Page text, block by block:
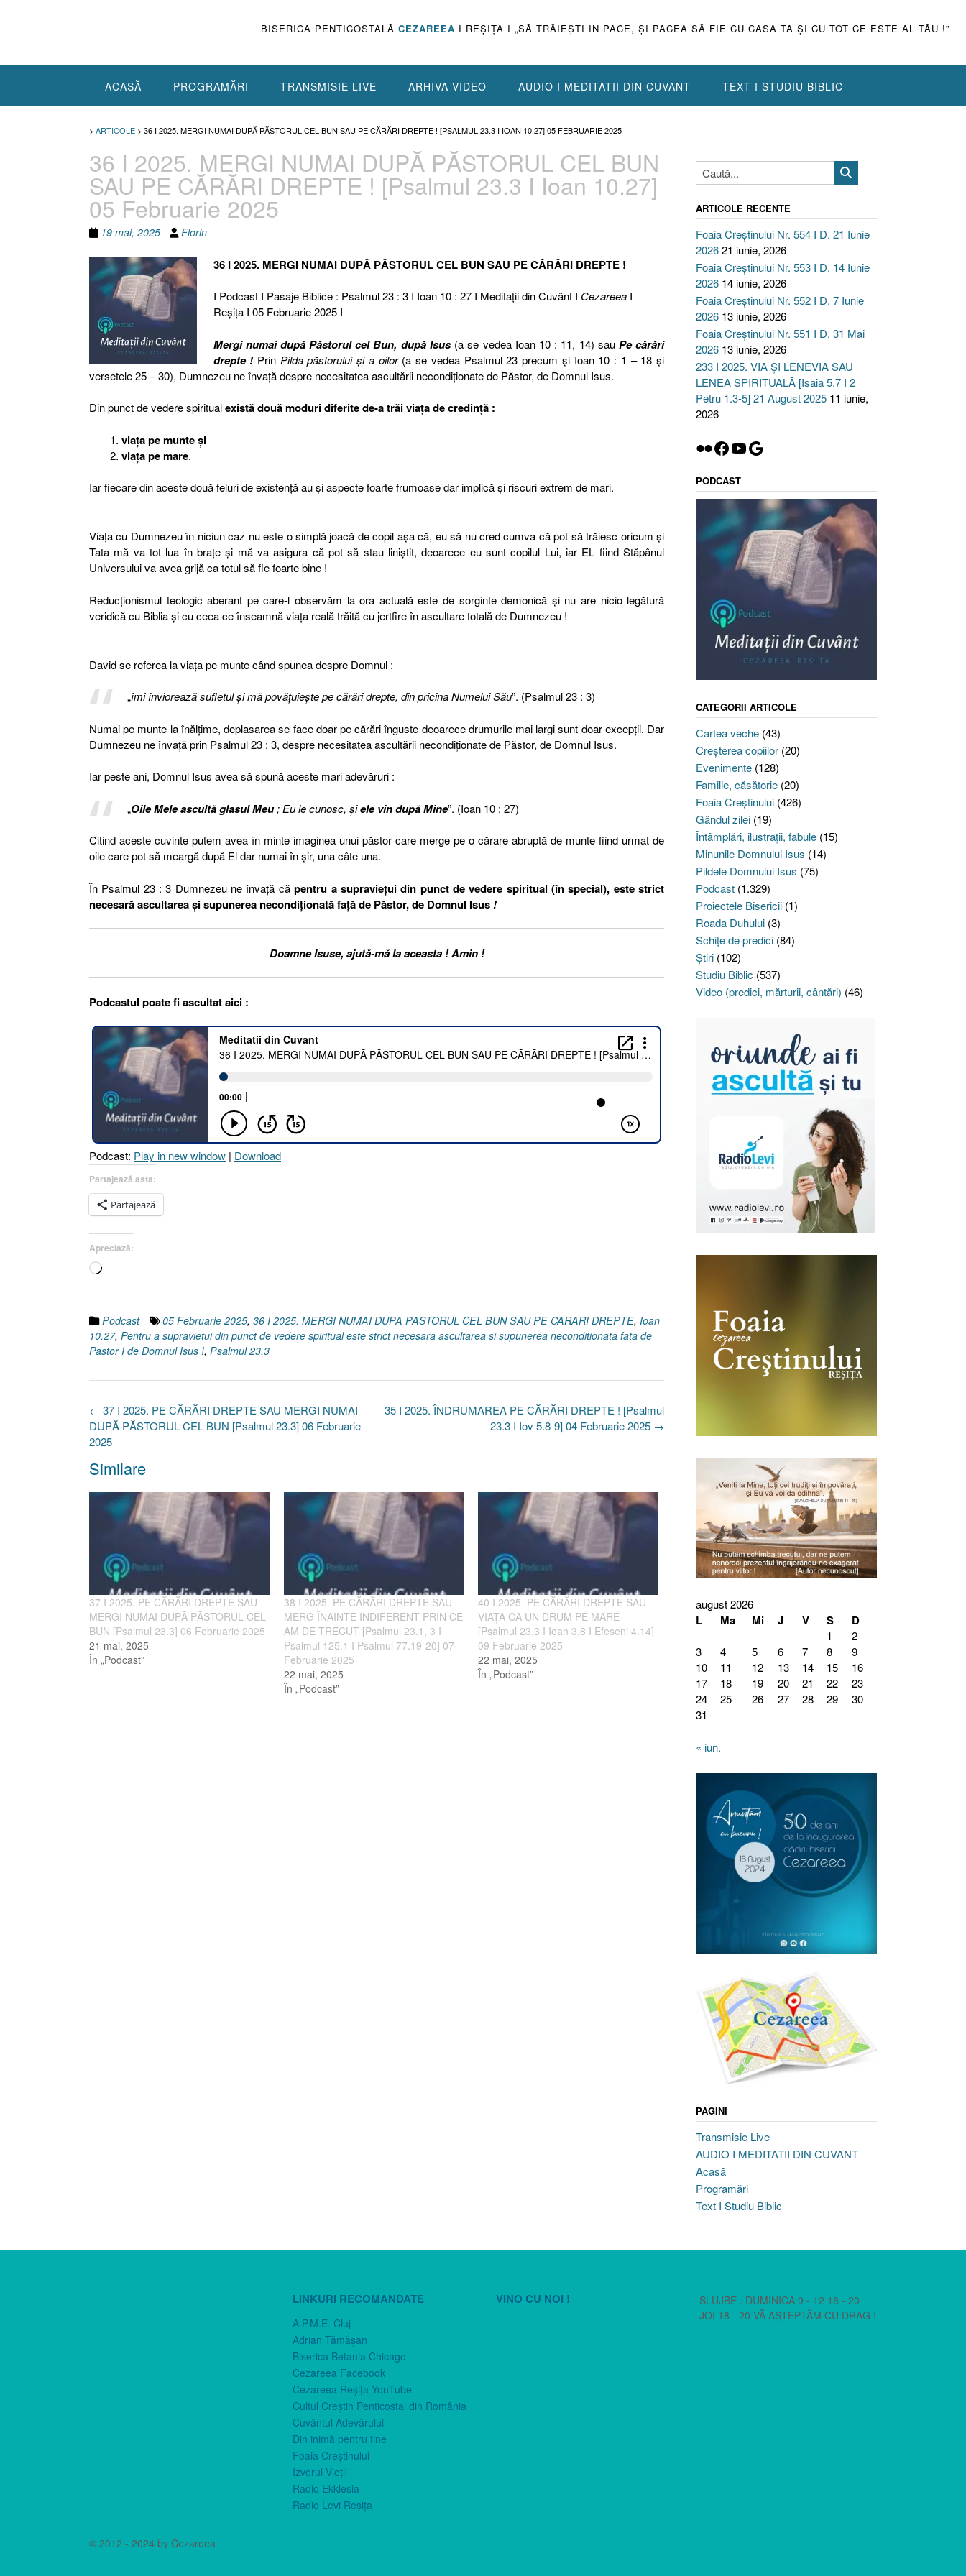
BISERICA PENTICOSTALĂ CEZAREEA I REŞIŢA I „SĂ TRĂIEŞTI ÎN PACE, ŞI PACEA SĂ FIE CU CASA TA ŞI CU TOT CE ESTE AL TĂU !”
ACASĂ PROGRAMĂRI TRANSMISIE LIVE ARHIVA VIDEO AUDIO I MEDITATII DIN CUVANT TEXT I STUDIU BIBLIC
> ARTICOLE > 36 I 2025. MERGI NUMAI DUPĂ PĂSTORUL CEL BUN SAU PE CĂRĂRI DREPTE ! [PSALMUL 23.3 I IOAN 10.27] 05 FEBRUARIE 2025
36 I 2025. MERGI NUMAI DUPĂ PĂSTORUL CEL BUN
SAU PE CĂRĂRI DREPTE ! [Psalmul 23.3 I Ioan 10.27]
05 Februarie 2025
19 mai, 2025 Florin
36 I 2025. MERGI NUMAI DUPĂ PĂSTORUL CEL BUN SAU PE CĂRĂRI DREPTE !
I Podcast I Pasaje Biblice : Psalmul 23 : 3 I Ioan 10 : 27 I Meditaţii din Cuvânt I CezareeaI
Reşiţa I 05 Februarie 2025 I
Mergi numai după Păstorul cel Bun, după Isus(a se vedea Ioan 10 : 11, 14) sau Pe cărări
drepte !Prin Pilda păstorului și a oilor(a se vedea Psalmul 23 precum și Ioan 10 : 1 – 18 și
versetele 25 – 30), Dumnezeu ne învață despre necesitatea ascultării necondiționate de Păstor, de Domnul Isus.
Din punct de vedere spiritualexistă două moduri diferite de-a trăi viața de credință :
viața pe munte și
viața pe mare.
Iar fiecare din aceste două feluri de existență au și aspecte foarte frumoase dar implică și riscuri extrem de mari.
Viața cu Dumnezeu în niciun caz nu este o simplă joacă de copil așa că, eu să nu cred cumva că pot să trăiesc oricum și
Tata mă va tot lua în brațe și mă va asigura că pot să stau liniștit, deoarece eu sunt copilul Lui, iar EL fiind Stăpânul
Universului va avea grijă ca totul să fie foarte bine !
Reducționismul teologic aberant pe care-l observăm la ora actuală este de sorginte demonică și nu are nicio legătură
veridică cu Biblia și cu ceea ce înseamnă viața reală trăită cu jertfire în ascultare totală de Dumnezeu !
David se referea la viața pe munte când spunea despre Domnul :
„îmi înviorează sufletul şi mă povăţuieşte pe cărări drepte, din pricina Numelui Său”. (Psalmul 23 : 3)
Numai pe munte la înălțime, deplasarea se face doar pe cărări înguste deoarece drumurile mai largi sunt doar excepții. Dar
Dumnezeu ne învață prin Psalmul 23 : 3, despre necesitatea ascultării necondiționate de Păstor, de Domnul Isus.
Iar peste ani, Domnul Isus avea să spună aceste mari adevăruri :
„Oile Mele ascultă glasul Meu; Eu le cunosc, şiele vin după Mine”. (Ioan 10 : 27)
Citind aceste cuvinte putem avea în minte imaginea unui păstor care merge pe o cărare abruptă de munte fiind urmat de
oile care pot să meargă după El dar numai în șir, una câte una.
În Psalmul 23 : 3 Dumnezeu ne învață căpentru a supraviețui din punct de vedere spiritual (în special), este strict
necesară ascultarea și supunerea necondiționată față de Păstor, de Domnul Isus!
Doamne Isuse, ajută-mă la aceasta ! Amin !
Podcastul poate fi ascultat aici :
Podcast: Play in new window | Download
Partajează asta:
Partajează
Apreciază:
Încarc...
Podcast 05 Februarie 2025, 36 I 2025. MERGI NUMAI DUPA PASTORUL CEL BUN SAU PE CARARI DREPTE, Ioan
10.27, Pentru a supravietui din punct de vedere spiritual este strict necesara ascultarea si supunerea neconditionata fata de
Pastor I de Domnul Isus !, Psalmul 23.3
Post
navigation
35 I 2025. ÎNDRUMAREA PE CĂRĂRI DREPTE ! [Psalmul
23.3 I Iov 5.8-9] 04 Februarie 2025 →
← 37 I 2025. PE CĂRĂRI DREPTE SAU MERGI NUMAI
DUPĂ PĂSTORUL CEL BUN [Psalmul 23.3] 06 Februarie
2025
Similare
37 I 2025. PE CĂRĂRI DREPTE SAU
MERGI NUMAI DUPĂ PĂSTORUL CEL
BUN [Psalmul 23.3] 06 Februarie 2025
21 mai, 2025
În „Podcast”
38 I 2025. PE CĂRĂRI DREPTE SAU
MERG ÎNAINTE INDIFERENT PRIN CE
AM DE TRECUT [Psalmul 23.1, 3 I
Psalmul 125.1 I Psalmul 77.19-20] 07
Februarie 2025
22 mai, 2025
În „Podcast”
40 I 2025. PE CĂRĂRI DREPTE SAU
VIAȚA CA UN DRUM PE MARE
[Psalmul 23.3 I Ioan 3.8 I Efeseni 4.14]
09 Februarie 2025
22 mai, 2025
În „Podcast”
ARTICOLE RECENTE
Foaia Creștinului Nr. 554 I D. 21 Iunie
202621 iunie, 2026
Foaia Creștinului Nr. 553 I D. 14 Iunie
2026 14 iunie, 2026
Foaia Creștinului Nr. 552 I D. 7 Iunie
2026 13 iunie, 2026
Foaia Creștinului Nr. 551 I D. 31 Mai
2026 13 iunie, 2026
233 I 2025. VIA ȘI LENEVIA SAU
LENEA SPIRITUALĂ [Isaia 5.7 I 2
Petru 1.3-5] 21 August 2025 11 iunie,
2026
Flickr
Facebook
YouTube
Google
PODCAST
CATEGORII ARTICOLE
Cartea veche(43)
Creşterea copiilor(20)
Evenimente(128)
Familie, căsătorie(20)
Foaia Creştinului(426)
Gândul zilei(19)
Întâmplări, ilustraţii, fabule(15)
Minunile Domnului Isus (14)
Pildele Domnului Isus (75)
Podcast(1.329)
Proiectele Bisericii(1)
Roada Duhului(3)
Schiţe de predici(84)
Ştiri(102)
Studiu Biblic (537)
Video (predici, mărturii, cântări) (46)
august 2026
L Ma Mi J V S D
1
2
3
4 5 6 7 8
9
10
11 12 13 14 15
16
17
18 19 20 21 22
23
24
25 26 27 28 29
30
31
« iun.
PAGINI
Transmisie Live
AUDIO I MEDITATII DIN CUVANT
Acasă
Programări
Text I Studiu Biblic
LINKURI RECOMANDATE
A.P.M.E. Cluj
Adrian Tămăşan
Biserica Betania Chicago
Cezareea Facebook
Cezareea Reşiţa YouTube
Cultul Creştin Penticostal din România
Cuvântul Adevărului
Din inimă pentru tine
Foaia Creştinului
Izvorul Vieţii
Radio Ekklesia
Radio Levi Reşiţa
VINO CU NOI !
SLUJBE : DUMINICA 9 - 12 18 - 20
JOI 18 - 20 VĂ AȘTEPTĂM CU DRAG !
© 2012 - 2024 by Cezareea